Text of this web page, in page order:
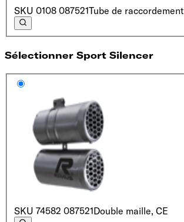
SKU 0108 087521Tube de raccordement
Sélectionner Sport Silencer
SKU 74582 087521Double maille, CE